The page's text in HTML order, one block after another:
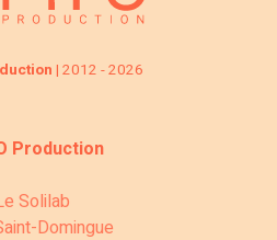
| 2012 - 2026
Production
Solilab
Domingue